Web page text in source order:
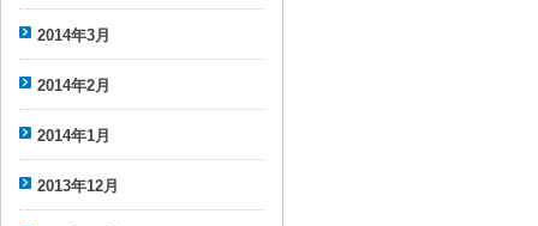
2014年3月
2014年2月
2014年1月
2013年12月